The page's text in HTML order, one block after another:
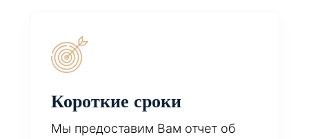
Короткие сроки
Мы предоставим Вам отчет об